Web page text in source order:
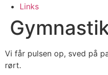
Links
Vi får pulsen op, sved på
rørt.